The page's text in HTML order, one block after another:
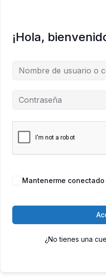
¡Hola,
Mantenerme conectado
¿No tienes una